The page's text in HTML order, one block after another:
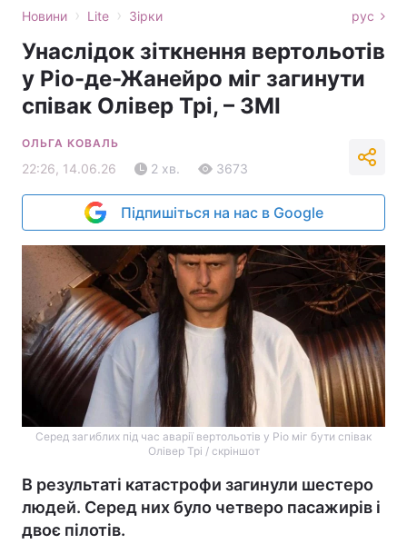
Новини › Lite › Зірки рус
Унаслідок зіткнення вертольотів
у Ріо-де-Жанейро міг загинути
співак Олівер Трі, – ЗМІ
ОЛЬГА КОВАЛЬ
22:26, 14.06.26 2 хв. 3673
Підпишіться на нас в Google
Серед загиблих під час аварії вертольотів у Ріо міг бути співак
Олівер Трі / скріншот
В результаті катастрофи загинули шестеро
людей. Серед них було четверо пасажирів і
двоє пілотів.